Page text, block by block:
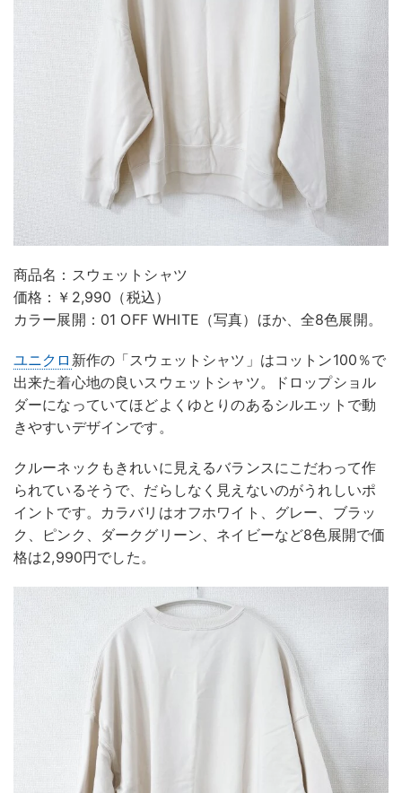
商品名：スウェットシャツ
価格：￥2,990（税込）
カラー展開：01 OFF WHITE（写真）ほか、全8色展開。
ユニクロ 新作の「スウェットシャツ」はコットン100％で
出来た着心地の良いスウェットシャツ。ドロップショル
ダーになっていてほどよくゆとりのあるシルエットで動
きやすいデザインです。
クルーネックもきれいに見えるバランスにこだわって作
られているそうで、だらしなく見えないのがうれしいポ
イントです。カラバリはオフホワイト、グレー、ブラッ
ク、ピンク、ダークグリーン、ネイビーなど8色展開で価
格は2,990円でした。